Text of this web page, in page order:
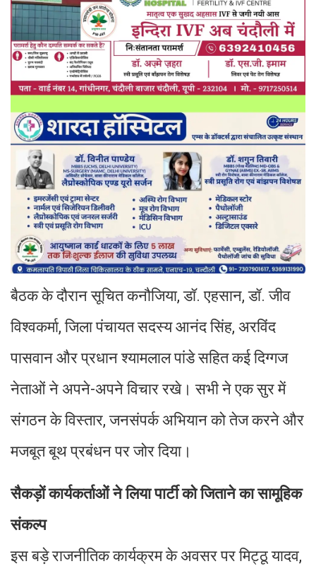
बैठक के दौरान सूचित कनौजिया, डॉ. एहसान, डॉ. जीव
विश्वकर्मा, जिला पंचायत सदस्य आनंद सिंह, अरविंद
पासवान और प्रधान श्यामलाल पांडे सहित कई दिग्गज
नेताओं ने अपने-अपने विचार रखे। सभी ने एक सुर में
संगठन के विस्तार, जनसंपर्क अभियान को तेज करने और
मजबूत बूथ प्रबंधन पर जोर दिया।
सैकड़ों कार्यकर्ताओं ने लिया पार्टी को जिताने का सामूहिक
संकल्प
इस बड़े राजनीतिक कार्यक्रम के अवसर पर मिट्ठू यादव,